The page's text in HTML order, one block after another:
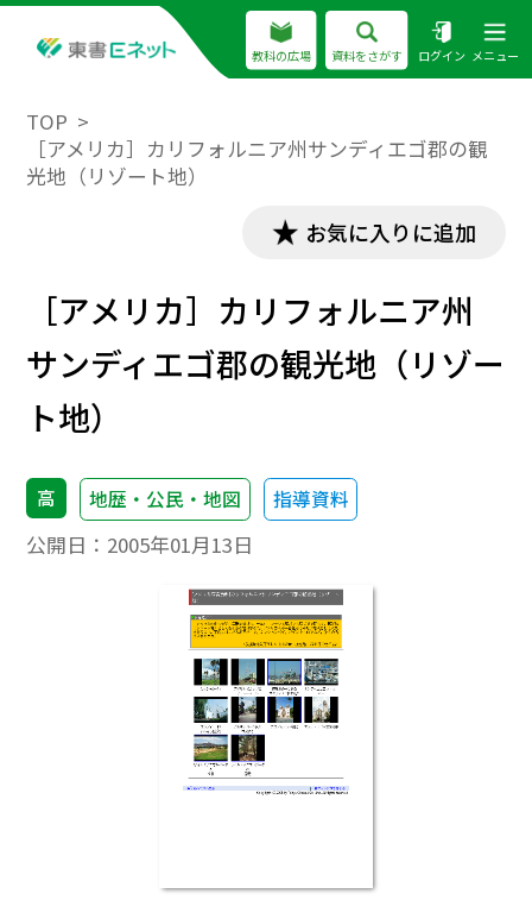
教科の広場 資料をさがす ログイン メニュー
TOP
［アメリカ］カリフォルニア州サンディエゴ郡の観
光地（リゾート地）
お気に入りに追加
［アメリカ］カリフォルニア州
サンディエゴ郡の観光地（リゾー
ト地）
高 地歴・公民・地図 指導資料
公開日： 2005年01月13日